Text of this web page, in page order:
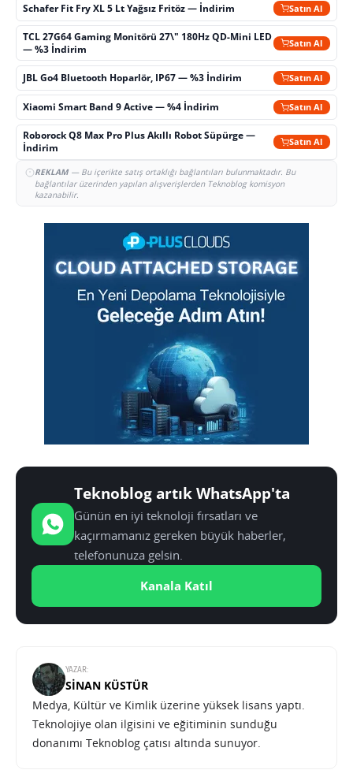
Schafer Fit Fry XL 5 Lt Yağsız Fritöz — İndirim Satın Al
TCL 27G64 Gaming Monitörü 27\" 180Hz QD-Mini LED
— %3 İndirim
Satın Al
JBL Go4 Bluetooth Hoparlör, IP67 — %3 İndirim Satın Al
Xiaomi Smart Band 9 Active — %4 İndirim Satın Al
Roborock Q8 Max Pro Plus Akıllı Robot Süpürge —
İndirim
Satın Al
REKLAM— Bu içerikte satış ortaklığı bağlantıları bulunmaktadır. Bu
bağlantılar üzerinden yapılan alışverişlerden Teknoblog komisyon
kazanabilir.
Teknoblog artık WhatsApp'ta
Günün en iyi teknoloji fırsatları ve
kaçırmamanız gereken büyük haberler,
telefonunuza gelsin.
Kanala Katıl
YAZAR:
SINAN KÜSTÜR
Medya, Kültür ve Kimlik üzerine yüksek lisans yaptı.
Teknolojiye olan ilgisini ve eğitiminin sunduğu
donanımı Teknoblog çatısı altında sunuyor.